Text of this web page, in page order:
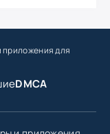
приложения для
DMCA